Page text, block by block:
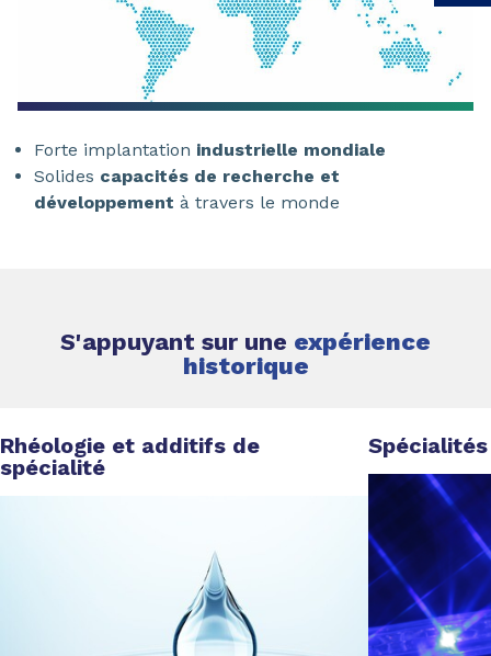
Forte implantation industrielle mondiale
Solides capacités de recherche et
développement à travers le monde
S'appuyant sur une expérience
historique
Rhéologie et additifs de
spécialité
Spécialités